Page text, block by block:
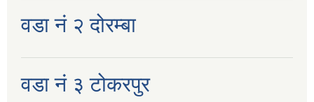
वडा नं २ दोरम्बा
वडा नं ३ टोकरपुर